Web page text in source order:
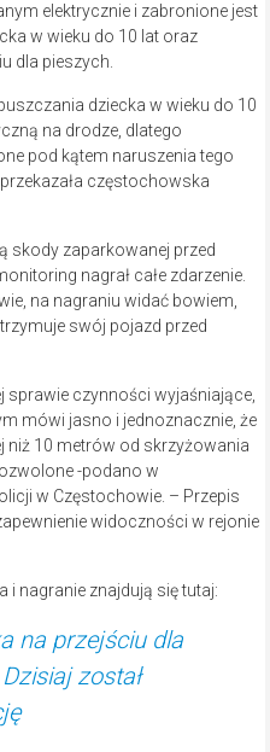
elektrycznie i zabronione jest
w wieku do 10 lat oraz
dla pieszych.
dziecka w wieku do 10
na drodze, dlatego
pod kątem naruszenia tego
częstochowska
skody zaparkowanej przed
nagrał całe zdarzenie.
na nagraniu widać bowiem,
swój pojazd przed
sprawie czynności wyjaśniające,
mówi jasno i jednoznacznie, że
niż 10 metrów od skrzyżowania
-podano w
w Częstochowie. – Przepis
widoczności w rejonie
i nagranie znajdują się tutaj:
na przejściu dla
został